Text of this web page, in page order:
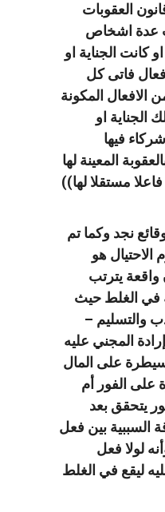
(76) من قانون العقوبات
عدة اشخاص
كانت الجناية او
فاتى كل
الافعال المكونة
الجناية او
فيها
المعينة لها
مستقلا لها))
نجد وكما تم
الاحتيال هو
يترتب
في الغلط حيث
والتسليم –
المجني عليه
على المال
الفور أم
يتحقق بعد
السببية بين فعل
لولا فعل
ليقع في الغلط